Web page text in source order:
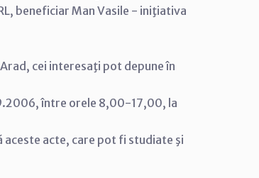
beneficiar Man Vasile - iniţiativa
cei interesaţi pot depune în
între orele 8,00-17,00, la
acte, care pot fi studiate şi